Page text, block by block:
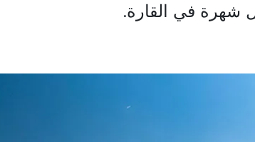
شهرة في القارة.